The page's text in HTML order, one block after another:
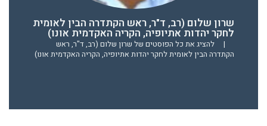
שרון שלום (רב, ד"ר, ראש הקתדרה הבין לאומית
לחקר יהדות אתיופיה, הקריה האקדמית אונו)
|
להציג את כל הפוסטים של שרון שלום (רב, ד"ר, ראש
הקתדרה הבין לאומית לחקר יהדות אתיופיה, הקריה האקדמית אונו)